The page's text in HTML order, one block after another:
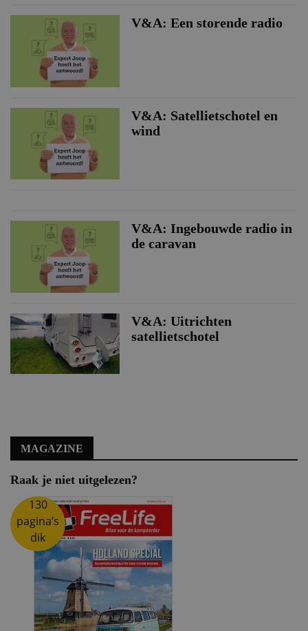
V&A: Een storende radio
V&A: Satellietschotel en
wind
V&A: Ingebouwde radio in
de caravan
V&A: Uitrichten
satellietschotel
MAGAZINE
Raak je niet uitgelezen?
130
pagina’s
dik